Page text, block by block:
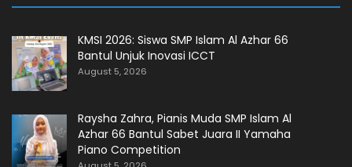
KMSI 2026: Siswa SMP Islam Al Azhar 66
Bantul Unjuk Inovasi ICCT
August 5, 2026
Raysha Zahra, Pianis Muda SMP Islam Al
Azhar 66 Bantul Sabet Juara II Yamaha
Piano Competition